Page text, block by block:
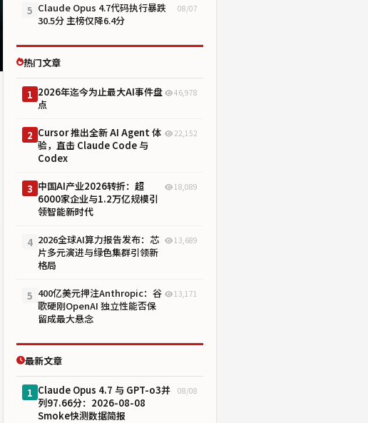
5 Claude Opus 4.7代码执行暴跌
30.5分 主榜仅降6.4分
08/07
热门文章
1 2026年迄今为止最大AI事件盘
点
46,978
2 Cursor 推出全新 AI Agent 体
验，直击 Claude Code 与
Codex
22,152
3 中国AI产业2026转折：超
6000家企业与1.2万亿规模引
领智能新时代
18,089
4 2026全球AI算力报告发布：芯
片多元演进与绿色集群引领新
格局
13,689
5 400亿美元押注Anthropic：谷
歌硬刚OpenAI 独立性能否保
留成最大悬念
13,171
最新文章
1 Claude Opus 4.7 与 GPT-o3并
列97.66分：2026-08-08
Smoke快测数据简报
08/08